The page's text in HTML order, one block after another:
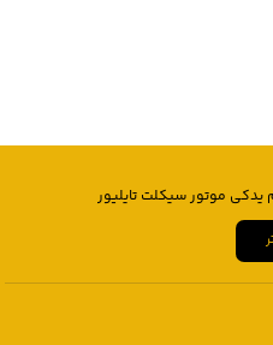
موتور سیکلت تایلیور